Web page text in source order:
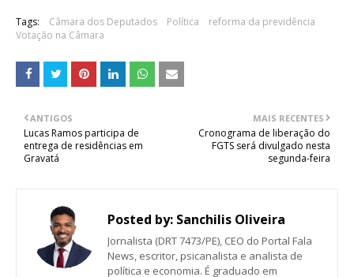
Tags: Câmara dos Deputados Política
reforma da previdência
Votação na Câmara
MAIS RECENTES
Cronograma de liberação do
FGTS será divulgado nesta
segunda-feira
ANTIGOS
Lucas Ramos participa de
entrega de residências em
Gravatá
Posted by: Sanchilis Oliveira
Jornalista (DRT 7473/PE), CEO do Portal Fala
News, escritor, psicanalista e analista de
política e economia. É graduado em